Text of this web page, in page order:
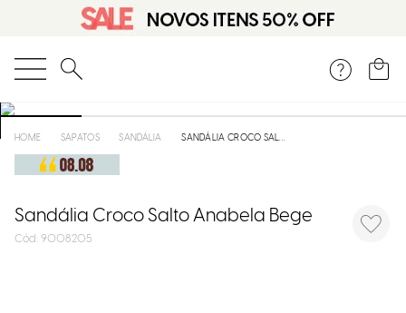
O que você está procurando?
SAPATOS SANDÁLIA SANDÁLIA CROCO SALTO ANABELA BEGE
Sandália Croco Salto Anabela Bege
: 9008205